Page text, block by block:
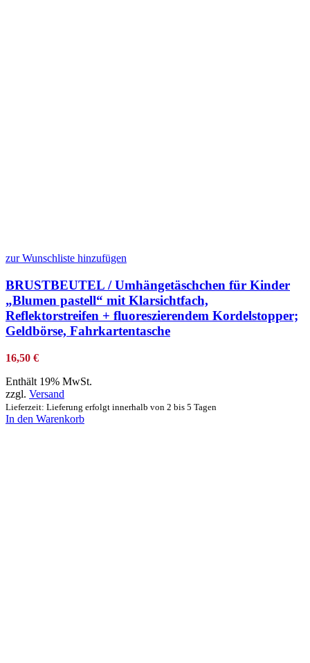
zur Wunschliste hinzufügen
BRUSTBEUTEL / Umhängetäschchen für Kinder
„Blumen pastell“ mit Klarsichtfach,
Reflektorstreifen + fluoreszierendem Kordelstopper;
Geldbörse, Fahrkartentasche
16,50 €
Enthält 19% MwSt.
zzgl. Versand
Lieferzeit: Lieferung erfolgt innerhalb von 2 bis 5 Tagen
In den Warenkorb